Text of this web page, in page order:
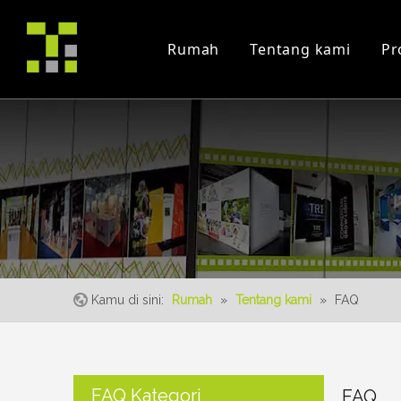
Rumah Tentang kami
Kamu di sini: Rumah » Tentang kami » FAQ
FAQ Kategori FAQ